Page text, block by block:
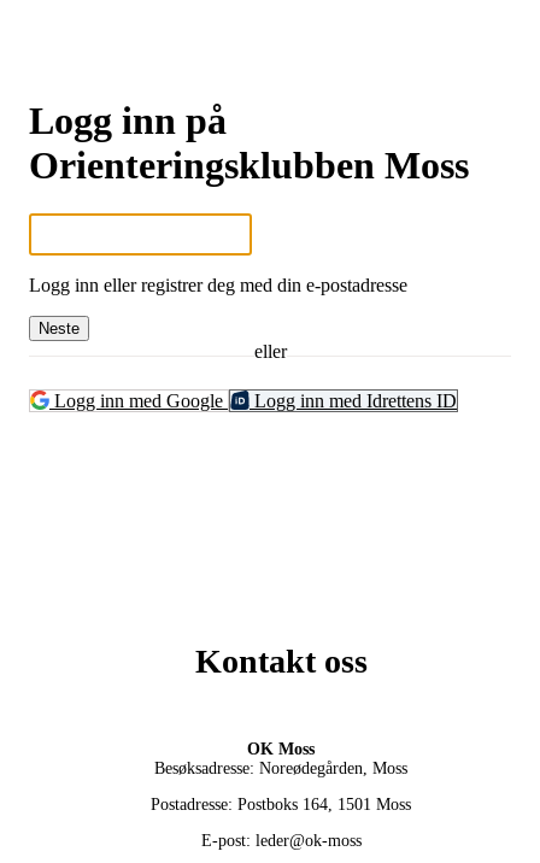
Logg inn på
Orienteringsklubben Moss
Logg inn eller registrer deg med din e-postadresse
Neste
eller
Logg inn med Google Logg inn med Idrettens ID
Kontakt oss
OK Moss
Besøksadresse: Noreødegården, Moss
Postadresse: Postboks 164, 1501 Moss
E-post: leder@ok-moss